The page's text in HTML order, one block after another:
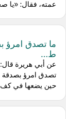
عمته، فقال: «يا
ما تصدق امرؤ
ط...
عن أبي هريرة
تصدق امرؤ بصدقة
حين يضعها في كف